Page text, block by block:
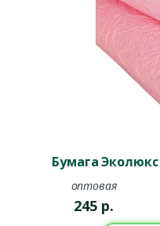
Бумага
оптовая
245 р.